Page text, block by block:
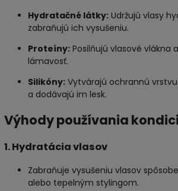
Hydratačné látky: Udržujú vlasy
zabraňujú ich vysušeniu.
Proteíny: Posilňujú vlasové vlákna
lámavosť.
Silikóny: Vytvárajú ochrannú
a dodávajú im lesk.
Výhody používania
1. Hydratácia vlasov
Zabraňuje vysušeniu vlasov
alebo tepelným stylingom.